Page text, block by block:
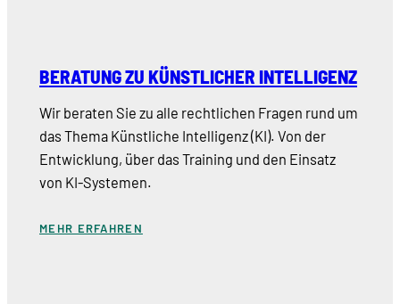
BERATUNG ZU KÜNSTLICHER INTELLIGENZ
Wir beraten Sie zu alle rechtlichen Fragen rund um
das Thema Künstliche Intelligenz (KI). Von der
Entwicklung, über das Training und den Einsatz
von KI-Systemen.
MEHR ERFAHREN